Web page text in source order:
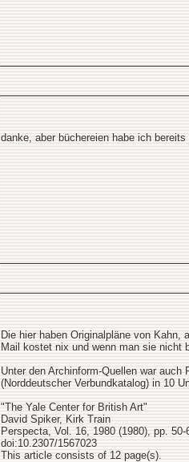
danke, aber büchereien habe ich
Die hier haben Originalpläne von Kahn,
Mail kostet nix und wenn man sie nicht
Unter den Archinform-Quellen war
(Norddeutscher Verbundkatalog) in 10
"The Yale Center for British Art"
David Spiker, Kirk Train
Perspecta, Vol. 16, 1980 (1980), pp. 50-
doi:10.2307/1567023
This article consists of 12 page(s).